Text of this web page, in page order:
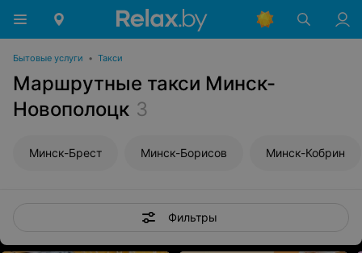
Бытовые услуги • Такси
Маршрутные такси Минск-
Новополоцк 3
Минск-Брест Минск-Борисов Минск-Кобрин
Фильтры